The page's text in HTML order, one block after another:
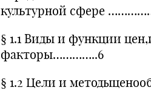
культурной сфере
§ 1.1 Виды и функции
факторы…………..6
§ 1.2 Цели и